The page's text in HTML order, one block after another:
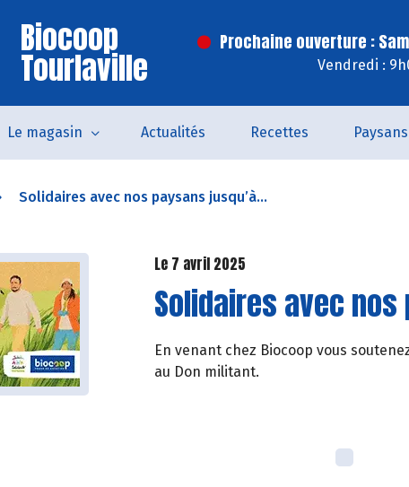
Biocoop
Tourlaville
Prochaine ouverture :
Vendredi :
Le magasin Actualités Recettes
Solidaires avec nos paysans jusqu’à...
Le 7 avril 2025
Solidaires avec
En venant chez Biocoop vous
au Don militant.